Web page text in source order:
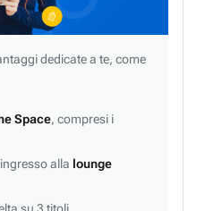
dedicate a te, come
Space, compresi i
alla lounge
su 3 titoli